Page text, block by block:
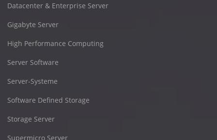
Datacenter & Enterprise Server
Gigabyte Server
High Performance Computing
Server Software
Server-Systeme
Software Defined Storage
Storage Server
Supermicro Server